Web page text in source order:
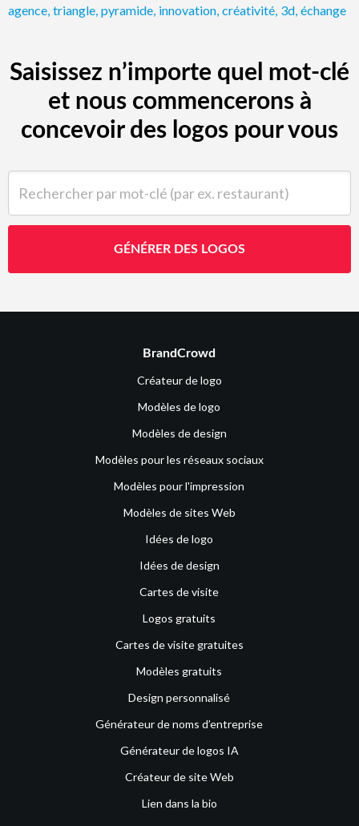
agence triangle pyramide innovation créativité 3d échange
Saisissez n’importe quel mot-clé
et nous commencerons à
concevoir des logos pour vous
GÉNÉRER DES LOGOS
BrandCrowd
Créateur de logo
Modèles de logo
Modèles de design
Modèles pour les réseaux sociaux
Modèles pour l'impression
Modèles de sites Web
Idées de logo
Idées de design
Cartes de visite
Logos gratuits
Cartes de visite gratuites
Modèles gratuits
Design personnalisé
Générateur de noms d’entreprise
Générateur de logos IA
Créateur de site Web
Lien dans la bio